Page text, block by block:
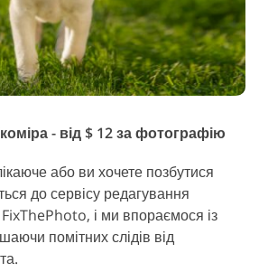
- від $ 12 за фотографію
або ви хочете позбутися
до сервісу редагування
і ми впораємося із
помітних слідів від